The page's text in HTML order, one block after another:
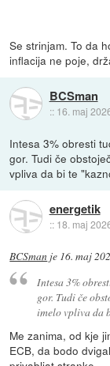
Se strinjam. To da
inflacija ne poje,
BCSman
:: 16. maj
Intesa 3% obresti
gor. Tudi če
vpliva da bi te
energetik
:: 18. maj
BCSman je 16. maj
Intesa 3%
gor. Tudi če
imelo vpliva da
Me zanima, od kje
ECB, da bodo